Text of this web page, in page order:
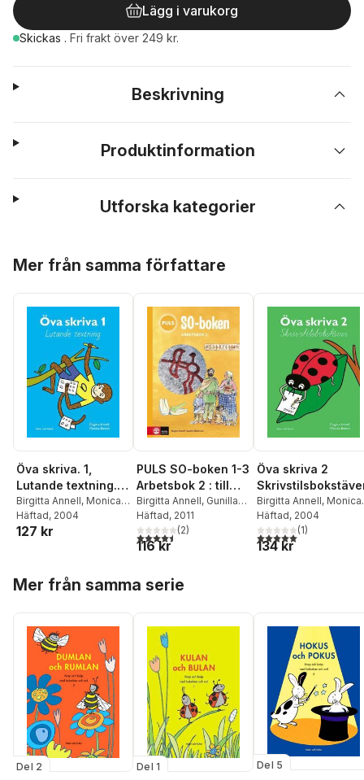
Lägg i varukorg
Skickas . Fri frakt över 249 kr.
Beskrivning
Produktinformation
Utforska kategorier
Mer från samma författare
Öva skriva. 1,
Lutande textning.
Arbetsbok
Birgitta Annell, Monica
Benoit
Häftad, 2004
127 kr
PULS SO-boken 1-3
Arbetsbok 2 : till
första upplagan
Birgitta Annell, Gunilla
Håkansson
Häftad, 2011
4,5utav 5 stjärnor. Totalt antal röster:
(2)
116 kr
Öva skriva 2
Birgitta Annell, Monica
Benoit
Häftad, 2004
5,0utav 5 stjärnor.
(1)
134 kr
Mer från samma serie
Del 2 Del 1 Del 5